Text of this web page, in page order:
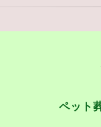
ペット